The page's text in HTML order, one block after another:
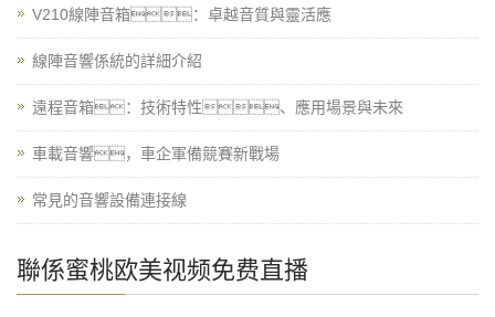
V210線陣音箱：卓越音質與靈活應
線陣音響係統的詳細介紹
遠程音箱：技術特性、應用場景與未來
車載音響，車企軍備競賽新戰場
常見的音響設備連接線
聯係蜜桃欧美视频免费直播